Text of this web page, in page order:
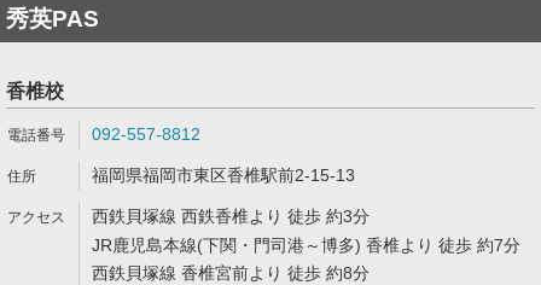
秀英PAS
香椎校
092-557-8812
福岡県福岡市東区香椎駅前2-15-13
西鉄貝塚線 西鉄香椎より 徒歩 約3分
JR鹿児島本線(下関・門司港～博多) 香椎より 徒歩 約7分
西鉄貝塚線 香椎宮前より 徒歩 約8分